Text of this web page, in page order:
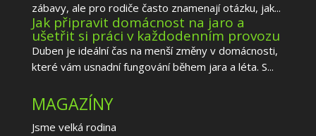
zábavy, ale pro rodiče často znamenají otázku, jak...
Jak připravit domácnost na jaro a
ušetřit si práci v každodenním provozu
Duben je ideální čas na menší změny v domácnosti,
které vám usnadní fungování během jara a léta. S...
MAGAZÍNY
Jsme velká rodina